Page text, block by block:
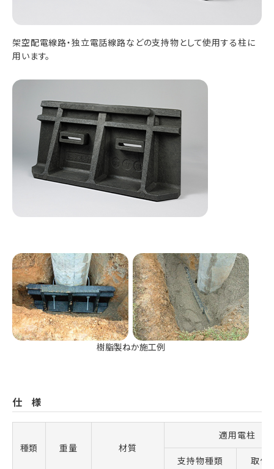
架空配電線路・独立電話線路などの支持物として使用する柱に
用います。
樹脂製ねか施工例
仕様
種類 重量 材質
適用電柱
支持物種類 取付